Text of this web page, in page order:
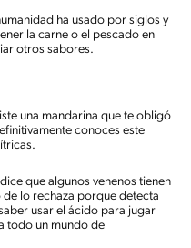
ha usado por siglos y
la carne o el pescado en
otros sabores.
una mandarina que te obligó
conoces este
que algunos venenos tienen
lo rechaza porque detecta
usar el ácido para jugar
todo un mundo de